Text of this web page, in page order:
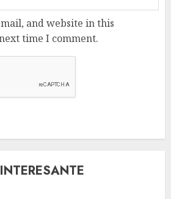
and website in this
time I comment.